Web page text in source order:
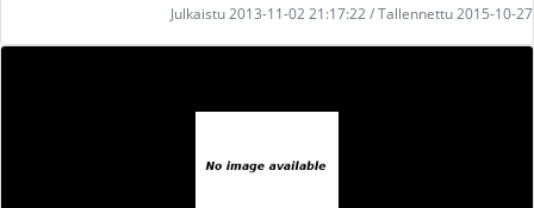
Julkaistu 2013-11-02 21:17:22 / Tallennettu 2015-10-27